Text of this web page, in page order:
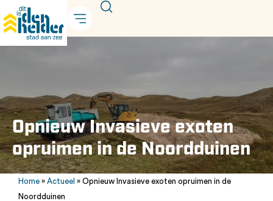
Opnieuw Invasieve exoten
opruimen in de Noordduinen
Home » Actueel » Opnieuw Invasieve exoten opruimen in de
Noordduinen